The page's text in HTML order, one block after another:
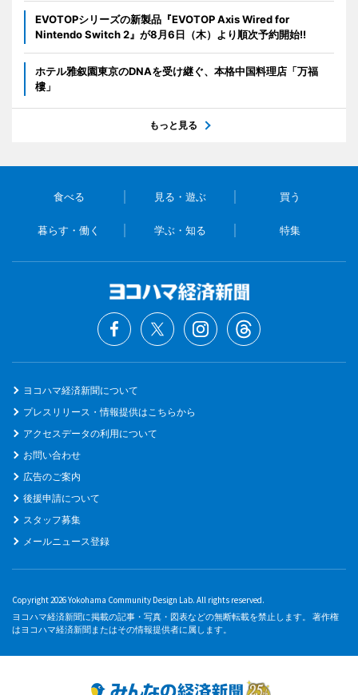
EVOTOPシリーズの新製品『EVOTOP Axis Wired for
Nintendo Switch 2』が8月6日（木）より順次予約開始!!
ホテル雅叙園東京のDNAを受け継ぐ、本格中国料理店「万福
樓」
もっと見る
食べる 見る・遊ぶ 買う
暮らす・働く 学ぶ・知る 特集
ヨコハマ経済新聞について
プレスリリース・情報提供はこちらから
アクセスデータの利用について
お問い合わせ
広告のご案内
後援申請について
スタッフ募集
メールニュース登録
Copyright 2026 Yokohama Community Design Lab. All rights reserved.
ヨコハマ経済新聞に掲載の記事・写真・図表などの無断転載を禁止します。 著作権
はヨコハマ経済新聞またはその情報提供者に属します。